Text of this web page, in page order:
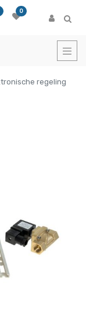
0
regeling